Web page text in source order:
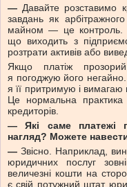
— Давайте розставимо
завдань як
майном — це
що виходить з
розтрати активів або
Якщо платіж
я погоджую його
я її притримую і
Це нормальна практика
кредиторів.
— Які саме платежі
нагляд? Можете
— Звісно. Наприклад,
юридичних послуг
величезні кошти на
є свій потужний штат